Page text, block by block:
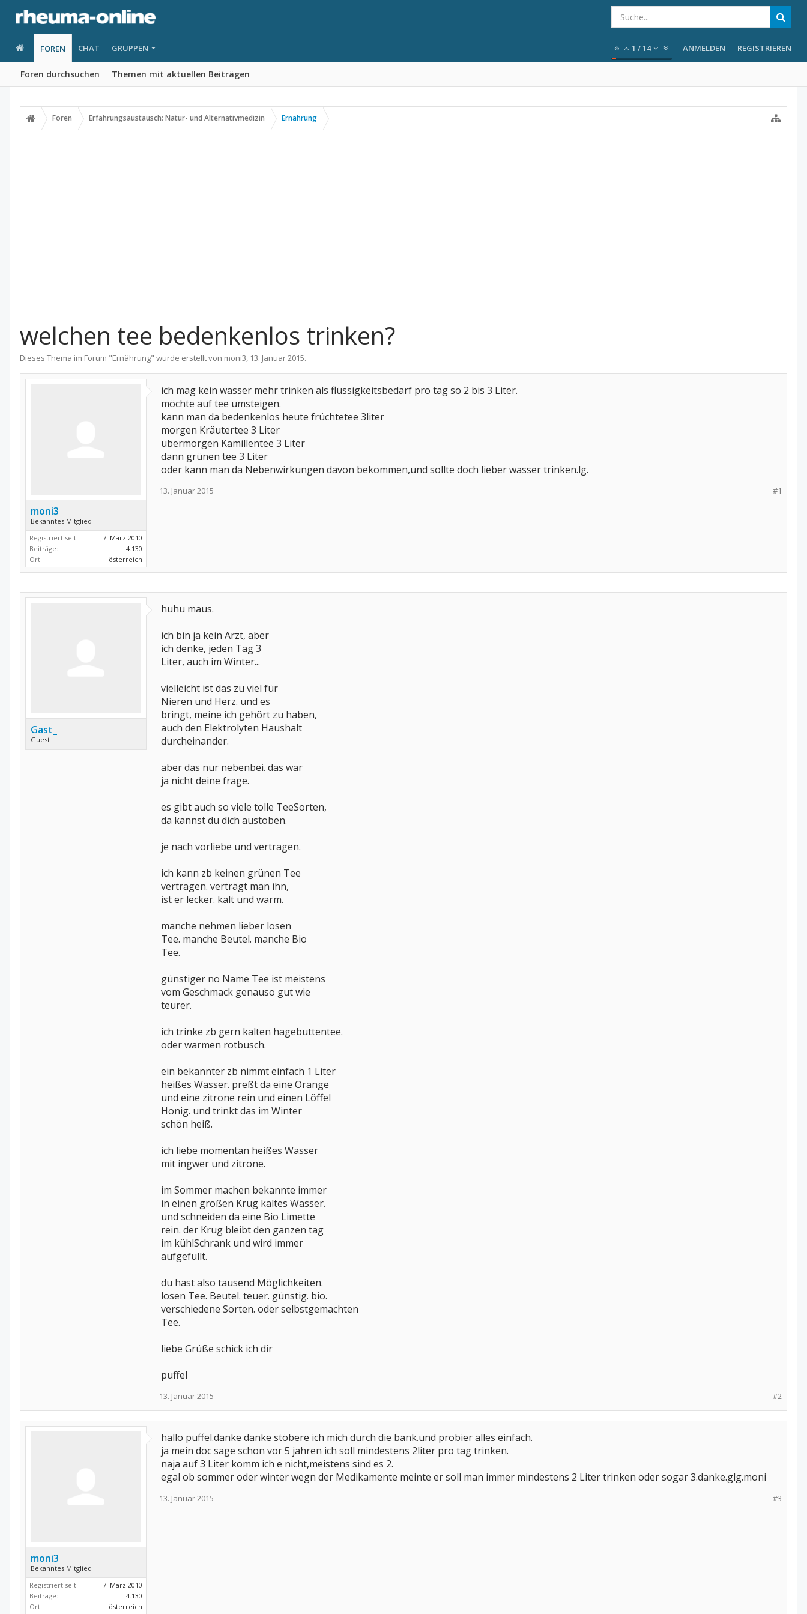
FOREN
Foren durchsuchen Themen mit aktuellen Beiträgen
CHAT GRUPPEN 1 /14 ANMELDEN REGISTRIEREN
Foren Erfahrungsaustausch: Natur- und Alternativmedizin Ernährung
welchen tee bedenkenlos trinken?
Dieses Thema im Forum "Ernährung" wurde erstellt von moni3, 13. Januar 2015.
moni3
Bekanntes Mitglied
Registriert seit:
7. März 2010
Beiträge:
4.130
Ort:
österreich
ich mag kein wasser mehr trinken als flüssigkeitsbedarf pro tag so 2 bis 3 Liter.
möchte auf tee umsteigen.
kann man da bedenkenlos heute früchtetee 3liter
morgen Kräutertee 3 Liter
übermorgen Kamillentee 3 Liter
dann grünen tee 3 Liter
oder kann man da Nebenwirkungen davon bekommen,und sollte doch lieber wasser trinken.lg.
#1
13. Januar 2015
Gast_
Guest
huhu maus.
ich bin ja kein Arzt, aber
ich denke, jeden Tag 3
Liter, auch im Winter...
vielleicht ist das zu viel für
Nieren und Herz. und es
bringt, meine ich gehört zu haben,
auch den Elektrolyten Haushalt
durcheinander.
aber das nur nebenbei. das war
ja nicht deine frage.
es gibt auch so viele tolle TeeSorten,
da kannst du dich austoben.
je nach vorliebe und vertragen.
ich kann zb keinen grünen Tee
vertragen. verträgt man ihn,
ist er lecker. kalt und warm.
manche nehmen lieber losen
Tee. manche Beutel. manche Bio
Tee.
günstiger no Name Tee ist meistens
vom Geschmack genauso gut wie
teurer.
ich trinke zb gern kalten hagebuttentee.
oder warmen rotbusch.
ein bekannter zb nimmt einfach 1 Liter
heißes Wasser. preßt da eine Orange
und eine zitrone rein und einen Löffel
Honig. und trinkt das im Winter
schön heiß.
ich liebe momentan heißes Wasser
mit ingwer und zitrone.
im Sommer machen bekannte immer
in einen großen Krug kaltes Wasser.
und schneiden da eine Bio Limette
rein. der Krug bleibt den ganzen tag
im kühlSchrank und wird immer
aufgefüllt.
du hast also tausend Möglichkeiten.
losen Tee. Beutel. teuer. günstig. bio.
verschiedene Sorten. oder selbstgemachten
Tee.
liebe Grüße schick ich dir
puffel
#2
13. Januar 2015
moni3
Bekanntes Mitglied
Registriert seit:
7. März 2010
Beiträge:
4.130
Ort:
österreich
hallo puffel.danke danke stöbere ich mich durch die bank.und probier alles einfach.
ja mein doc sage schon vor 5 jahren ich soll mindestens 2liter pro tag trinken.
naja auf 3 Liter komm ich e nicht,meistens sind es 2.
egal ob sommer oder winter wegn der Medikamente meinte er soll man immer mindestens 2 Liter trinken oder sogar 3.danke.glg.moni
#3
13. Januar 2015